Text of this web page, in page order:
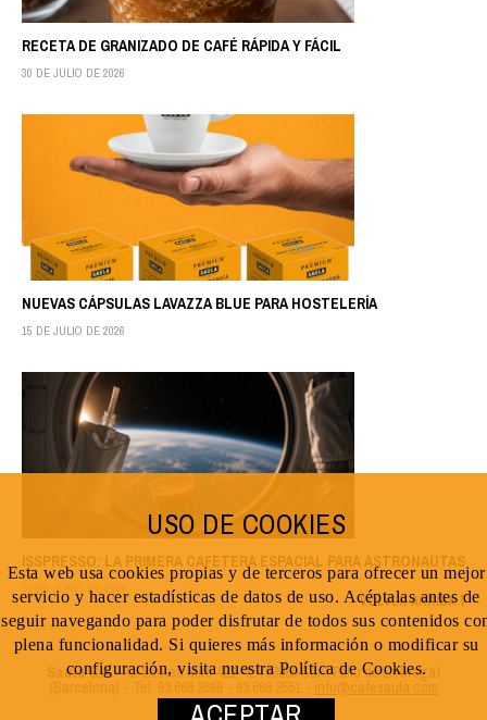
RECETA DE GRANIZADO DE CAFÉ RÁPIDA Y FÁCIL
30 DE JULIO DE 2026
NUEVAS CÁPSULAS LAVAZZA BLUE PARA HOSTELERÍA
15 DE JULIO DE 2026
ISSPRESSO: LA PRIMERA CAFETERA ESPACIAL PARA ASTRONAUTAS
30 DE JUNIO DE 2026
Saula S.A.- C/ Laureà Miró 422-424 08980 Sant Feliu de Llobregat
VOLVER ARRIBA
USO DE COOKIES
Esta web usa cookies propias y de terceros para ofrecer un mejor
servicio y hacer estadísticas de datos de uso. Acéptalas antes de
seguir navegando para poder disfrutar de todos sus contenidos
plena funcionalidad. Si quieres más información o modificar su
configuración, visita nuestra Política de Cookies.